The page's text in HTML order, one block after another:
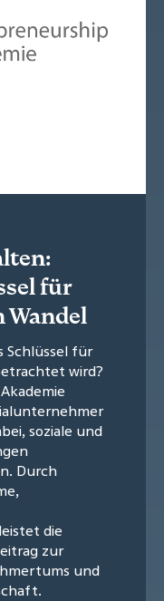
für
Wandel
Schlüssel für
wird?
soziale und
Durch
die
zur
und